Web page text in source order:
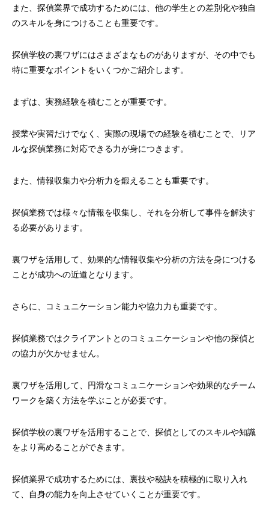
また、探偵業界で成功するためには、他の学生との差別化や独自
のスキルを身につけることも重要です。
探偵学校の裏ワザにはさまざまなものがありますが、その中でも
特に重要なポイントをいくつかご紹介します。
まずは、実務経験を積むことが重要です。
授業や実習だけでなく、実際の現場での経験を積むことで、リア
ルな探偵業務に対応できる力が身につきます。
また、情報収集力や分析力を鍛えることも重要です。
探偵業務では様々な情報を収集し、それを分析して事件を解決す
る必要があります。
裏ワザを活用して、効果的な情報収集や分析の方法を身につける
ことが成功への近道となります。
さらに、コミュニケーション能力や協力力も重要です。
探偵業務ではクライアントとのコミュニケーションや他の探偵と
の協力が欠かせません。
裏ワザを活用して、円滑なコミュニケーションや効果的なチーム
ワークを築く方法を学ぶことが必要です。
探偵学校の裏ワザを活用することで、探偵としてのスキルや知識
をより高めることができます。
探偵業界で成功するためには、裏技や秘訣を積極的に取り入れ
て、自身の能力を向上させていくことが重要です。